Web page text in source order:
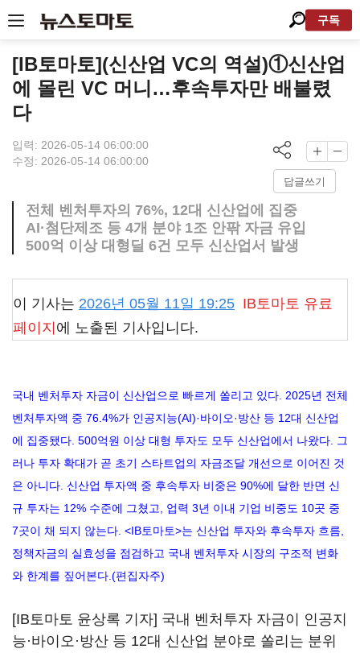
구독
[IB토마토](신산업 VC의 역설)①신산업
에 몰린 VC 머니…후속투자만 배불렸
다
입력: 2026-05-14 06:00:00
수정: 2026-05-14 06:00:00
답글쓰기
전체 벤처투자의 76%, 12대 신산업에 집중
AI·첨단제조 등 4개 분야 1조 안팎 자금 유입
500억 이상 대형딜 6건 모두 신산업서 발생
이 기사는 2026년 05월 11일 19:25 IB토마토 유료
페이지 에 노출된 기사입니다.
국내 벤처투자 자금이 신산업으로 빠르게 쏠리고 있다. 2025년 전체
벤처투자액 중 76.4%가 인공지능(AI)·바이오·방산 등 12대 신산업
에 집중됐다. 500억원 이상 대형 투자도 모두 신산업에서 나왔다. 그
러나 투자 확대가 곧 초기 스타트업의 자금조달 개선으로 이어진 것
은 아니다. 신산업 투자액 중 후속투자 비중은 90%에 달한 반면 신
규 투자는 12% 수준에 그쳤고, 업력 3년 이내 기업 비중도 10곳 중
7곳이 채 되지 않는다. <IB토마토>는 신산업 투자와 후속투자 흐름,
정책자금의 실효성을 점검하고 국내 벤처투자 시장의 구조적 변화
와 한계를 짚어본다.(편집자주)
[IB토마토 윤상록 기자] 국내 벤처투자 자금이 인공지
능·바이오·방산 등 12대 신산업 분야로 쏠리는 분위